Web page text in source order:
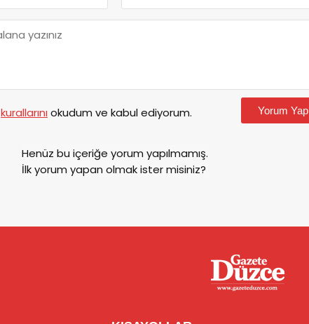
kurallarını okudum ve kabul ediyorum. Yorum Yap
Henüz bu içeriğe yorum yapılmamış.
İlk yorum yapan olmak ister misiniz?